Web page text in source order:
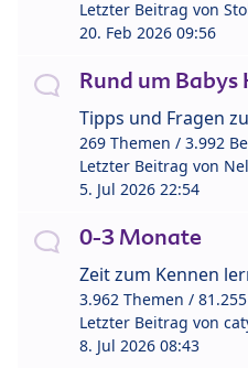
Letzter Beitrag von
20. Feb 2026 09:56
Rund um Babys
Tipps und Fragen
269 Themen / 3.992
Letzter Beitrag von
5. Jul 2026 22:54
0-3 Monate
Zeit zum Kennen
3.962 Themen /
Letzter Beitrag von
8. Jul 2026 08:43